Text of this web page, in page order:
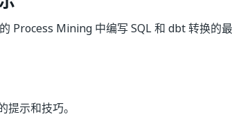
Process Mining 中编写 SQL 和 dbt 转换的
示和技巧。